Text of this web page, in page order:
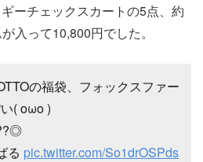
ーチェックスカートの5点、約
入って10,800円でした。
の福袋、フォックスファー
( oωo )
る pic.twitter.com/So1drOSPds